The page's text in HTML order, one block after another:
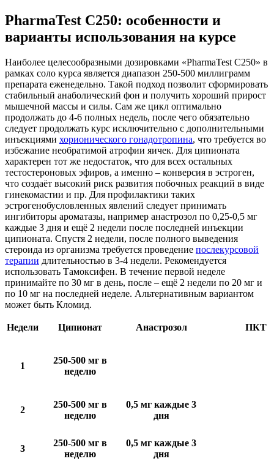
PharmaTest C250: особенности и
варианты использования на курсе
Наиболее целесообразными дозировками «PharmaTest C250» в
рамках соло курса является диапазон 250-500 миллиграмм
препарата еженедельно. Такой подход позволит сформировать
стабильный анаболический фон и получить хороший прирост
мышечной массы и силы. Сам же цикл оптимально
продолжать до 4-6 полных недель, после чего обязательно
следует продолжать курс исключительно с дополнительными
инъекциями хорионического гонадотропина, что требуется во
избежание необратимой атрофии яичек. Для ципионата
характерен тот же недостаток, что для всех остальных
тестостероновых эфиров, а именно – конверсия в эстроген,
что создаёт высокий риск развития побочных реакций в виде
гинекомастии и пр. Для профилактики таких
эстрогенобусловленных явлений следует принимать
ингибиторы ароматазы, например анастрозол по 0,25-0,5 мг
каждые 3 дня и ещё 2 недели после последней инъекции
ципионата. Спустя 2 недели, после полного выведения
стероида из организма требуется проведение послекурсовой
терапии длительностью в 3-4 недели. Рекомендуется
использовать Тамоксифен. В течение первой неделе
принимайте по 30 мг в день, после – ещё 2 недели по 20 мг и
по 10 мг на последней неделе. Альтернативным вариантом
может быть Кломид.
Недели Ципионат Анастрозол ПКТ
1
250-500 мг в
неделю
2
250-500 мг в
неделю
0,5 мг каждые 3
дня
3
250-500 мг в
неделю
0,5 мг каждые 3
дня